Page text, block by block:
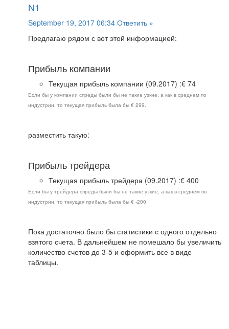
N1
September 19, 2017 06:34 Ответить »
Предлагаю рядом с вот этой информацией:
Прибыль компании
Текущая прибыль компании (09.2017) :€ 74
Если бы у компании спреды были бы не такие узкие, а как в среднем по
индустрии, то текущая прибыль была бы € 299.
разместить такую:
Прибыль трейдера
Текущая прибыль трейдера (09.2017) :€ 400
Если бы у трейдера спреды были бы не такие узкие, а как в среднем по
индустрии, то текущая прибыль была бы € -200.
Пока достаточно было бы статистики с одного отдельно
взятого счета. В дальнейшем не помешало бы увеличить
количество счетов до 3-5 и оформить все в виде
таблицы.